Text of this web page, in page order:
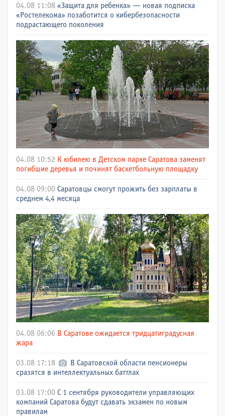
04.08 11:08 «Защита для ребенка» — новая подписка
«Ростелекома» позаботится о кибербезопасности
подрастающего поколения
04.08 10:52 К юбилею в Детском парке Саратова заменят
погибшие деревья и починят баскетбольную площадку
04.08 09:00 Саратовцы смогут прожить без зарплаты в
среднем 4,4 месяца
04.08 06:06 В Саратове ожидается тридцатиградусная
жара
03.08 17:18
В Саратовской области пенсионеры
сразятся в интеллектуальных баттлах
03.08 17:00 С 1 сентября руководители управляющих
компаний Саратова будут сдавать экзамен по новым
правилам